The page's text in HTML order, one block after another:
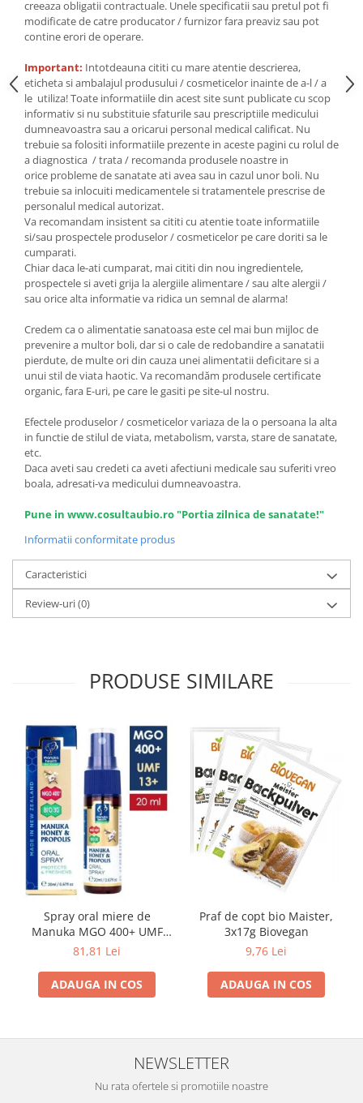
Mixuri, condimente si mirodenii
Condimente
Mirodenii
Maioneza bio
Pesto Bio
Semipreparate
Specialitati si produse asiatice
creeaza obligatii contractuale. Unele specificatii sau pretul pot fi
modificate de catre producator / furnizor fara preaviz sau pot
contine erori de operare.
Important: Intotdeauna cititi cu mare atentie descrierea,
eticheta si ambalajul produsului / cosmeticelor inainte de a-l / a
le utiliza! Toate informatiile din acest site sunt publicate cu scop
informativ si nu substituie sfaturile sau prescriptiile medicului
dumneavoastra sau a oricarui personal medical calificat. Nu
trebuie sa folositi informatiile prezente in aceste pagini cu rolul de
a diagnostica / trata / recomanda produsele noastre in
orice probleme de sanatate ati avea sau in cazul unor boli. Nu
trebuie sa inlocuiti medicamentele si tratamentele prescrise de
personalul medical autorizat.
Va recomandam insistent sa cititi cu atentie toate informatiile
si/sau prospectele produselor / cosmeticelor pe care doriti sa le
cumparati.
Chiar daca le-ati cumparat, mai cititi din nou ingredientele,
prospectele si aveti grija la alergiile alimentare / sau alte alergii /
sau orice alta informatie va ridica un semnal de alarma!
Credem ca o alimentatie sanatoasa este cel mai bun mijloc de
prevenire a multor boli, dar si o cale de redobandire a sanatatii
pierdute, de multe ori din cauza unei alimentatii deficitare si a
unui stil de viata haotic. Va recomandăm produsele certificate
organic, fara E-uri, pe care le gasiti pe site-ul nostru.
Efectele produselor / cosmeticelor variaza de la o persoana la alta
in functie de stilul de viata, metabolism, varsta, stare de sanatate,
etc.
Daca aveti sau credeti ca aveti afectiuni medicale sau suferiti vreo
boala, adresati-va medicului dumneavoastra.
Pune in www.cosultaubio.ro "Portia zilnica de sanatate!"
Informatii conformitate produs
Caracteristici
Review-uri(0)
PRODUSE SIMILARE
Spray oral miere de
Manuka MGO 400+ UMF
13+ cu Propolis (20ml)
81,81 Lei
ADAUGA IN COS
Praf de copt bio Maister,
3x17g Biovegan
9,76 Lei
ADAUGA IN COS
NEWSLETTER
Nu rata ofertele si promotiile noastre